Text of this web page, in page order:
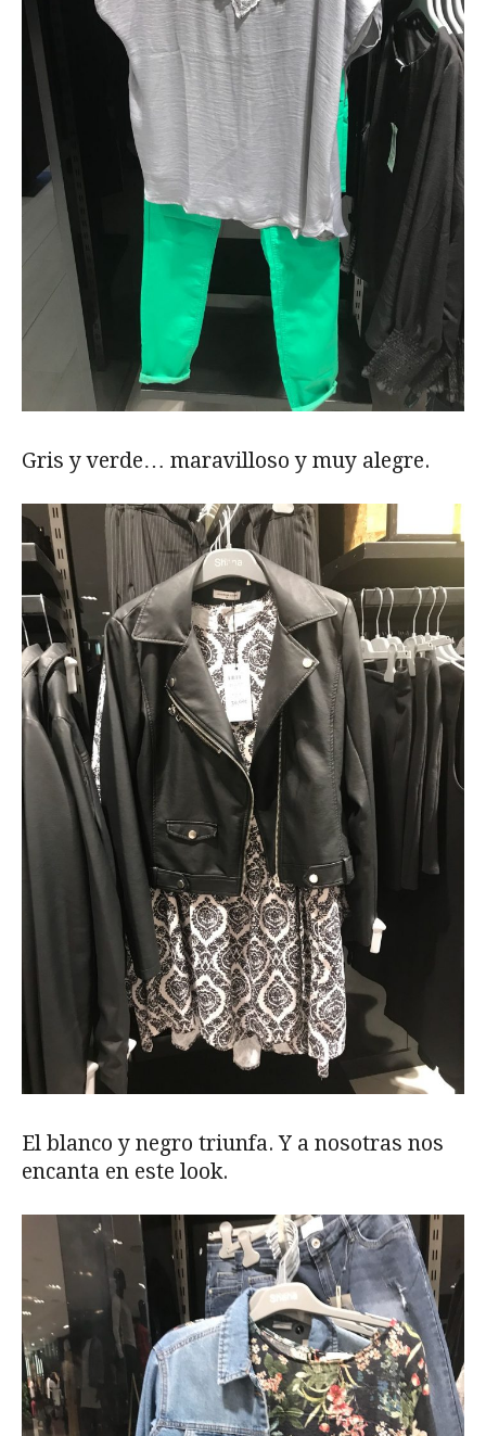
Gris y verde… maravilloso y muy alegre.
El blanco y negro triunfa. Y a nosotras nos
encanta en este look.